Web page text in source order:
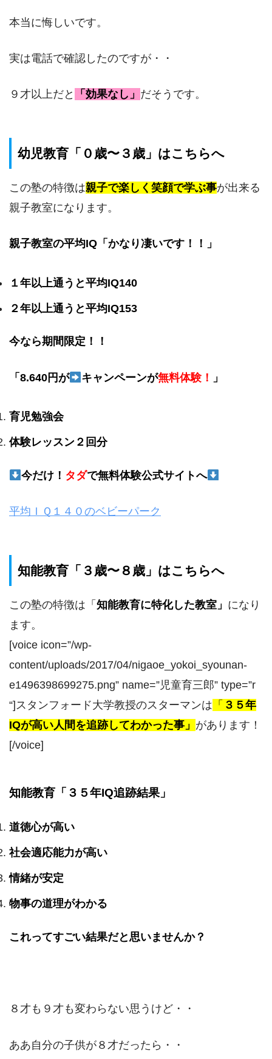
本当に悔しいです。
実は電話で確認したのですが・・
９才以上だと 「効果なし」 だそうです。
幼児教育「０歳〜３歳」はこちらへ
この塾の特徴は親子で楽しく笑顔で学ぶ事が出来る
親子教室になります。
親子教室の平均IQ「かなり凄いです！！」
１年以上通うと平均IQ140
２年以上通うと平均IQ153
今なら期間限定！！
「8.640円が キャンペーンが無料体験！ 」
育児勉強会
体験レッスン２回分
今だけ！ タダで無料体験公式サイトへ
平均ＩＱ１４０のベビーパーク
知能教育「３歳〜８歳」はこちらへ
この塾の特徴は 「 知能教育に特化した教室 」 になり
ます。
[voice icon=”/wp-
content/uploads/2017/04/nigaoe_yokoi_syounan-
e1496398699275.png” name=”児童育三郎” type=”r
“]スタンフォード大学教授のスターマンは 「 ３５年
IQが高い人間を追跡してわかった事」 があります！
[/voice]
知能教育「３５年IQ追跡結果」
道徳心が高い
社会適応能力が高い
情緒が安定
物事の道理がわかる
これってすごい結果だと思いませんか？
８才も９才も変わらない思うけど・・
ああ自分の子供が８才だったら・・